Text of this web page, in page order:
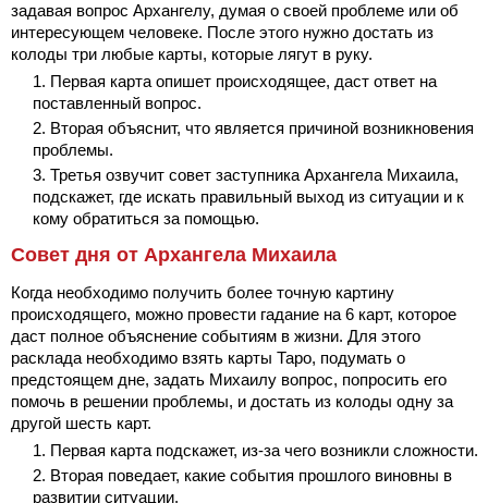
задавая вопрос Архангелу, думая о своей проблеме или об
интересующем человеке. После этого нужно достать из
колоды три любые карты, которые лягут в руку.
Первая карта опишет происходящее, даст ответ на
поставленный вопрос.
Вторая объяснит, что является причиной возникновения
проблемы.
Третья озвучит совет заступника Архангела Михаила,
подскажет, где искать правильный выход из ситуации и к
кому обратиться за помощью.
Совет дня от Архангела Михаила
Когда необходимо получить более точную картину
происходящего, можно провести гадание на 6 карт, которое
даст полное объяснение событиям в жизни. Для этого
расклада необходимо взять карты Таро, подумать о
предстоящем дне, задать Михаилу вопрос, попросить его
помочь в решении проблемы, и достать из колоды одну за
другой шесть карт.
Первая карта подскажет, из-за чего возникли сложности.
Вторая поведает, какие события прошлого виновны в
развитии ситуации.